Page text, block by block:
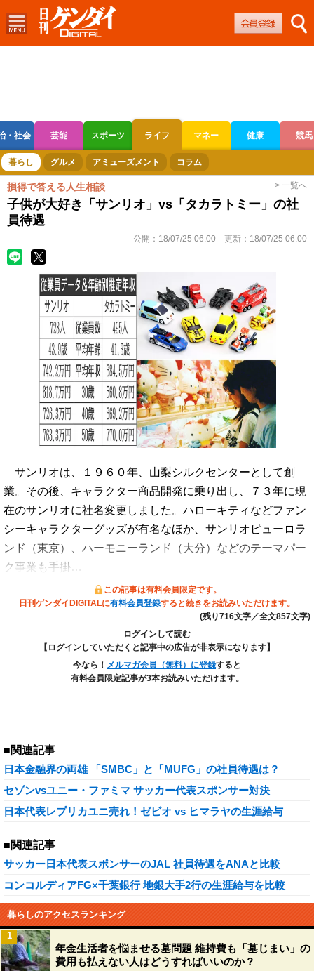
・社会 芸能 スポーツ ライフ マネー 健康 競馬
ボートレース 競輪 オートレース
暮らし グルメ アミューズメント コラム
損得で答える人生相談 > 一覧へ
子供が大好き「サンリオ」vs「タカラトミー」の社
員待遇
公開： 18/07/25 06:00 更新： 18/07/25 06:00
サンリオは、１９６０年、山梨シルクセンターとして創
業。その後、キャラクター商品開発に乗り出し、７３年に現
在のサンリオに社名変更しました。ハローキティなどファン
シーキャラクターグッズが有名なほか、サンリオピューロラ
ンド（東京）、ハーモニーランド（大分）などのテーマパー
ク事業も手掛…
この記事は有料会員限定です。
日刊ゲンダイDIGITALに有料会員登録すると続きをお読みいただけます。
(残り716文字／全文857文字)
ログインして読む
【ログインしていただくと記事中の広告が非表示になります】
今なら！ メルマガ会員（無料）に登録すると
有料会員限定記事が3本お読みいただけます。
■関連記事
日本金融界の両雄 「SMBC」と「MUFG」の社員待遇は？
セゾンvsユニー・ファミマ サッカー代表スポンサー対決
日本代表レプリカユニ売れ！ゼビオ vs ヒマラヤの生涯給与
■関連記事
サッカー日本代表スポンサーのJAL 社員待遇をANAと比較
コンコルディアFG×千葉銀行 地銀大手2行の生涯給与を比較
暮らしのアクセスランキング
年金生活者を悩ませる墓問題 維持費も「墓じまい」の
費用も払えない人はどうすればいいのか？
1